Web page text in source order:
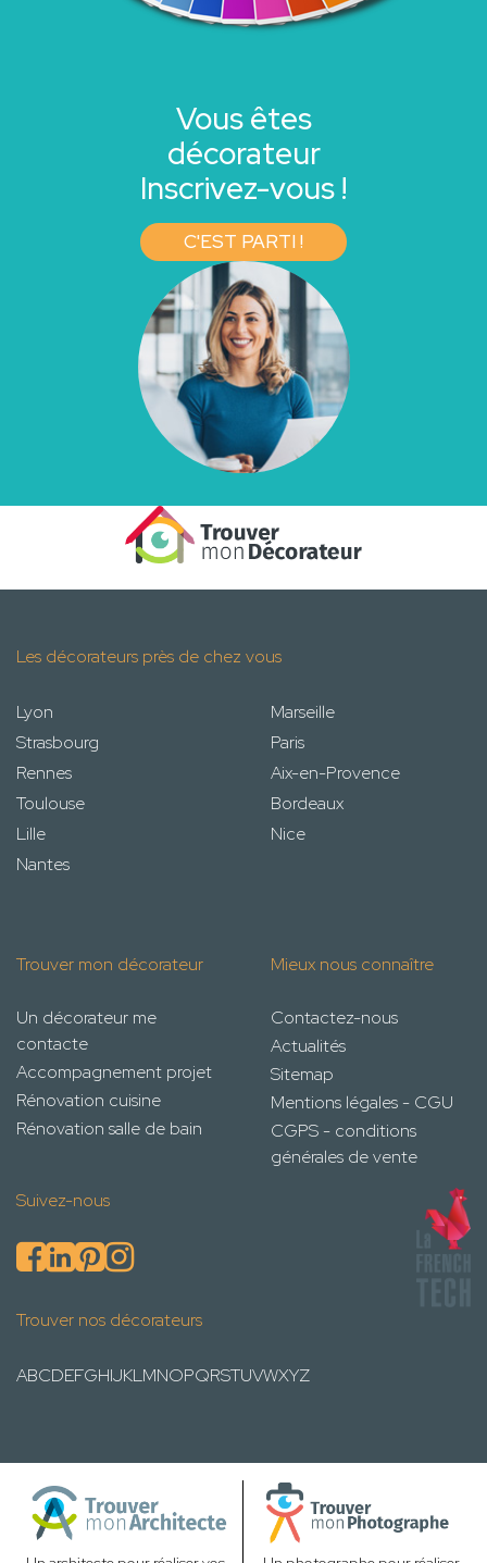
Vous êtes
décorateur
Inscrivez-vous !
C'EST PARTI !
Les décorateurs près de chez vous
Lyon
Marseille
Strasbourg
Paris
Rennes
Aix-en-Provence
Toulouse
Bordeaux
Lille
Nice
Nantes
Trouver mon décorateur
Un décorateur me
contacte
Accompagnement projet
Rénovation cuisine
Rénovation salle de bain
Mieux nous connaître
Contactez-nous
Actualités
Sitemap
Mentions légales - CGU
CGPS - conditions
générales de vente
Suivez-nous
Trouver nos décorateurs
ABCDEFGHIJKLMNOPQRSTUVWXYZ